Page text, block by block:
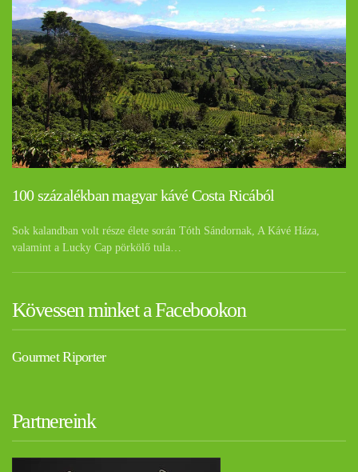
100 százalékban magyar kávé Costa Ricából
Sok kalandban volt része élete során Tóth Sándornak, A Kávé Háza,
valamint a Lucky Cap pörkölő tula…
Kövessen minket a Facebookon
Gourmet Riporter
Partnereink